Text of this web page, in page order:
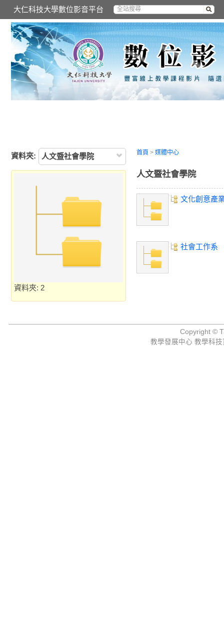
大仁科技大學數位影音平台
資料夾: 人文暨社會學院
資料夾: 2
首頁 > 媒體中心
人文暨社會學院
文化創意產
社會工作系
Copyright ©
教學發展中心 教學科